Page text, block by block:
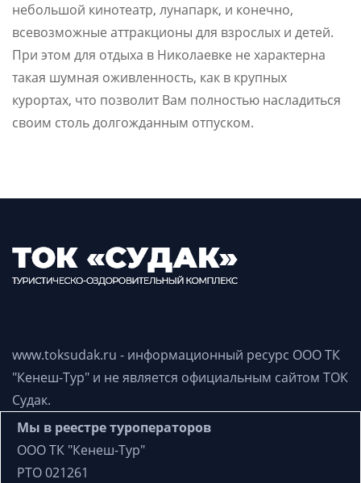
небольшой кинотеатр, лунапарк, и конечно,
всевозможные аттракционы для взрослых и детей.
При этом для отдыха в Николаевке не характерна
такая шумная оживленность, как в крупных
курортах, что позволит Вам полностью насладиться
своим столь долгожданным отпуском.
www.toksudak.ru - информационный ресурс ООО ТК
"Кенеш-Тур" и не является официальным сайтом ТОК
Судак.
Мы в реестре туроператоров
ООО ТК "Кенеш-Тур"
РТО 021261